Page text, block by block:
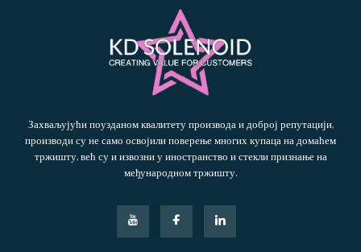
Захваљујући поузданом квалитету производа и доброј репутацији,
производи су не само освојили поверење многих купаца на домаћем
тржишту, већ су и извозни у иностранство и стекли признање на
међународном тржишту.